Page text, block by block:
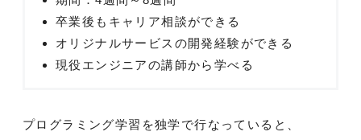
卒業後もキャリア相談ができる
オリジナルサービスの開発経験ができる
現役エンジニアの講師から学べる
プログラミング学習を独学で行なっていると、